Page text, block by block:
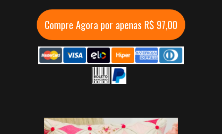
Compre Agora por apenas R$ 97,00